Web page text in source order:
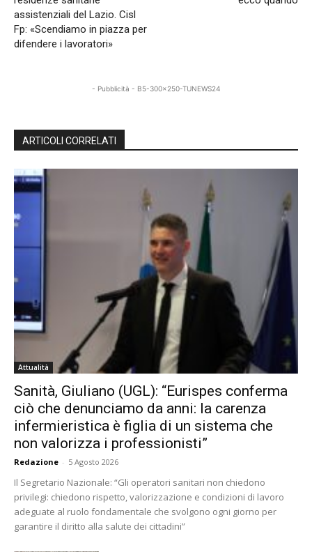
assistenziali del Lazio. Cisl
Fp: «Scendiamo in piazza per
difendere i lavoratori»
- Pubblicità - B5-300x250-TUNEWS24
ARTICOLI CORRELATI
Attualità
Sanità, Giuliano (UGL): “Eurispes conferma
ciò che denunciamo da anni: la carenza
infermieristica è figlia di un sistema che
non valorizza i professionisti”
Redazione - 5 Agosto 2026
Il Segretario Nazionale: “Gli operatori sanitari non chiedono
privilegi: chiedono rispetto, valorizzazione e condizioni di lavoro
adeguate al ruolo fondamentale che svolgono ogni giorno per
garantire il diritto alla salute dei cittadini”